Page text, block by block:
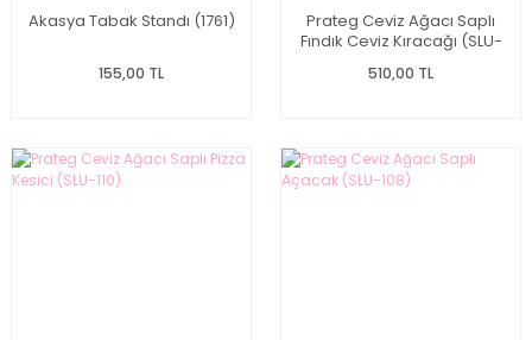
Akasya Tabak Standı (1761)
155,00 TL
Prateg Ceviz Ağacı Saplı
Fındık Ceviz Kıracağı (SLU-
510,00 TL